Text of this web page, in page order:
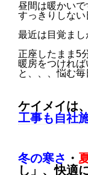
昼間は暖かい
すっきりしない
最近は目覚まし
正座したまま5
暖房をつけれ
と、、、悩む毎
ケイメイは、
工事も自社
冬の寒さ ・
し」 、快適